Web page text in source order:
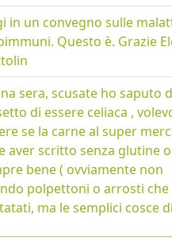
in un convegno sulle
Questo è. Grazie
sera, scusate ho saputo
di essere celiaca ,
se la carne al super
aver scritto senza glutine o
bene ( ovviamente non
polpettoni o arrosti che
ma le semplici cosce